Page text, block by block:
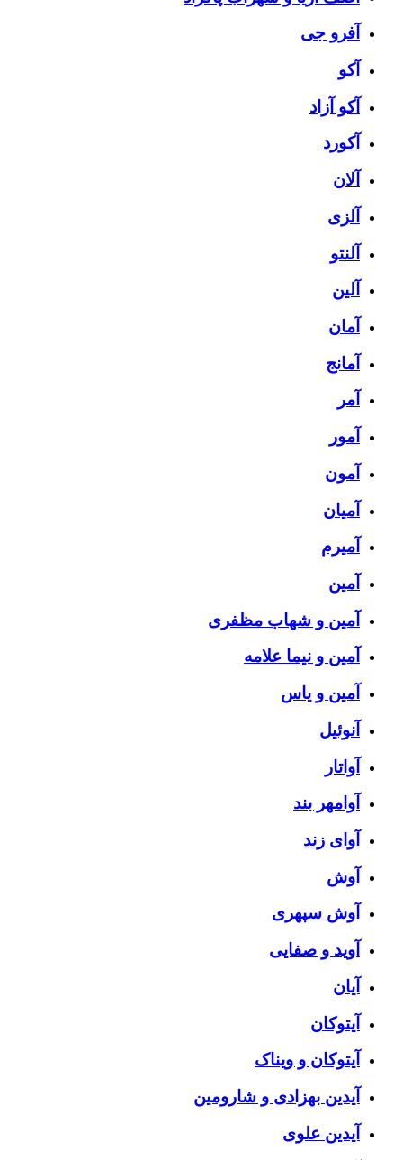
آفرو جی
آکو
آکو آزاد
آکورد
آلان
آلزی
آلنتو
آلین
آمان
آمانج
آمر
آمور
آمون
آمیان
آمیرم
آمین
آمین و شهاب مظفری
آمین و نیما علامه
آمین و یاس
آنوئیل
آواتار
آوامهر بند
آوای زند
آوش
آوش سپهری
آوید و صفایی
آیان
آیتوکان
آیتوکان و ویناک
آیدین بهزادی و شارومین
آیدین علوی